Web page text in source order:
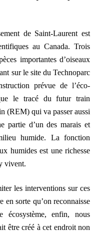
de Saint-Laurent est
au Canada. Trois
importantes d’oiseaux
sur le site du Technoparc
prévue de l’éco-
le tracé du futur train
(REM) qui va passer aussi
partie d’un des marais et
humide. La fonction
humides est une richesse
vivent.
les interventions sur ces
sorte qu’on reconnaisse
écosystème, enfin, nous
être créé à cet endroit non